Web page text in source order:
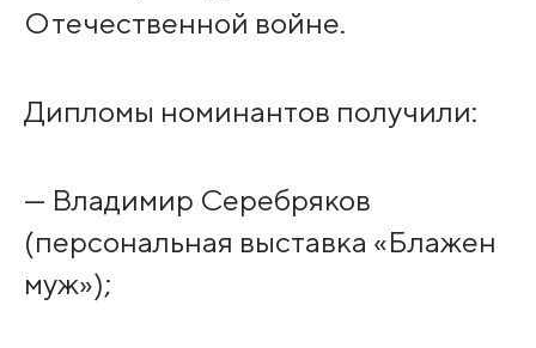
Отечественной войне.
Дипломы номинантов получили:
— Владимир Серебряков
(персональная выставка «Блажен
муж»);